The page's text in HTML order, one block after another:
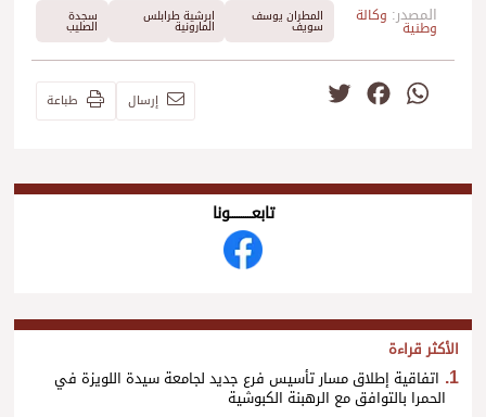
المصدر: وكالة
وطنية
المطران يوسف
سويف
ابرشية طرابلس
المارونية
سجدة
الصليب
WhatsApp
Facebook إرسال طباعة
تابعــــــــــونا
الأكثر قراءة
اتفاقية إطلاق مسار تأسيس فرع جديد لجامعة سيدة اللويزة في
الحمرا بالتوافق مع الرهبنة الكبوشية